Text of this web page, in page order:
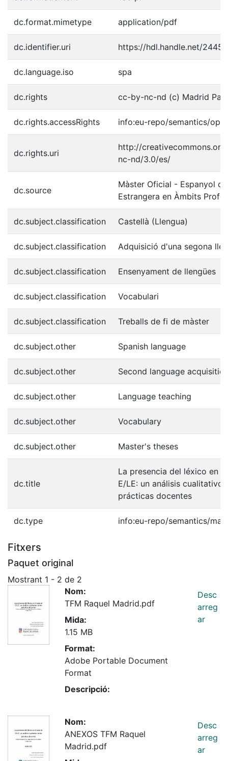
dc.format.mimetype application/pdf
dc.identifier.uri https://hdl.handle.net/2445/
dc.language.iso spa
dc.rights cc-by-nc-nd (c) Madrid
dc.rights.accessRights info:eu-repo/semantics/
dc.rights.uri
http://
nc-nd/3.0/es/
dc.source
Màster Oficial - Espanyol
Estrangera en Àmbits
dc.subject.classification Castellà (Llengua)
dc.subject.classification Adquisició d'una segona
dc.subject.classification Ensenyament de llengües
dc.subject.classification Vocabulari
dc.subject.classification Treballs de fi de màster
dc.subject.other Spanish language
dc.subject.other Second language
dc.subject.other Language teaching
dc.subject.other Vocabulary
dc.subject.other Master's theses
dc.title
La presencia del léxico en
E/LE: un análisis cualitativo
prácticas docentes
dc.type info:eu-repo/semantics/
Fitxers
Paquet original
Mostrant 1 - 2 de 2
Nom:
TFM Raquel Madrid.pdf
Mida:
1.15 MB
Format:
Adobe Portable Document
Format
Descripció:
Desc
arreg
ar
Nom:
ANEXOS TFM Raquel
Madrid.pdf
Desc
arreg
ar